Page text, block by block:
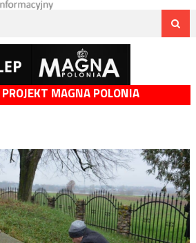
MAGNA POLONIA